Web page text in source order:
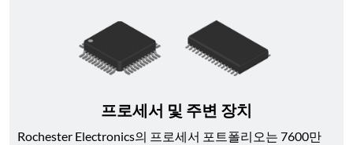
프로세서 및 주변 장치
Rochester Electronics의 프로세서 포트폴리오는 7600만